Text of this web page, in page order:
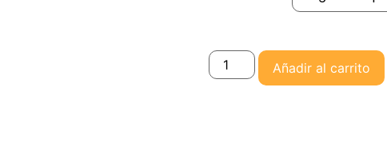
Añadir al carrito